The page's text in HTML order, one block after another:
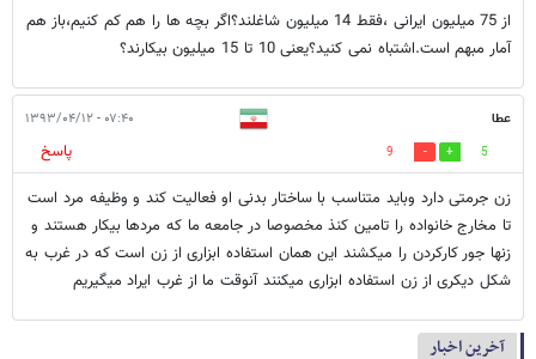
از 75 میلیون ایرانی ،فقط 14 میلیون شاغلند؟اگر بچه ها را هم کم کنیم،باز هم
آمار مبهم است.اشتباه نمی کنید؟یعنی 10 تا 15 میلیون بیکارند؟
عطا ۰۷:۴۰ - ۱۳۹۳/۰۴/۱۲
5
9
پاسخ
زن جرمتی دارد وباید متناسب با ساختار بدنی او فعالیت کند و وظیفه مرد است
تا مخارج خانواده را تامین کنذ مخصوصا در جامعه ما که مردها بیکار هستند و
زنها جور کارکردن را میکشند این همان استفاده ابزاری از زن است که در غرب به
شکل دیکری از زن استفاده ابزاری میکنند آنوقت ما از غرب ایراد میگیریم
آخرین اخبار